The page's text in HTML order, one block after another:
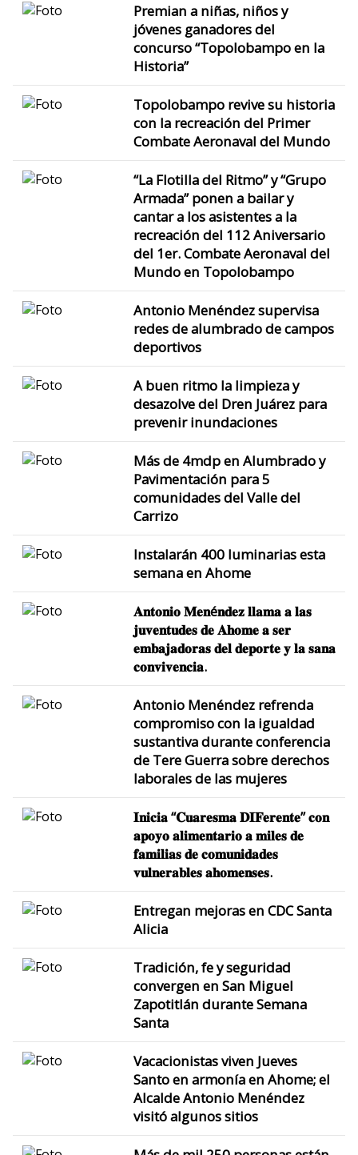
Premian a niñas, niños y
jóvenes ganadores del
concurso “Topolobampo en la
Historia”
Topolobampo revive su historia
con la recreación del Primer
Combate Aeronaval del Mundo
“La Flotilla del Ritmo” y “Grupo
Armada” ponen a bailar y
cantar a los asistentes a la
recreación del 112 Aniversario
del 1er. Combate Aeronaval del
Mundo en Topolobampo
Antonio Menéndez supervisa
redes de alumbrado de campos
deportivos
A buen ritmo la limpieza y
desazolve del Dren Juárez para
prevenir inundaciones
Más de 4mdp en Alumbrado y
Pavimentación para 5
comunidades del Valle del
Carrizo
Instalarán 400 luminarias esta
semana en Ahome
𝐀𝐧𝐭𝐨𝐧𝐢𝐨 𝐌𝐞𝐧é𝐧𝐝𝐞𝐳 𝐥𝐥𝐚𝐦𝐚 𝐚 𝐥𝐚𝐬
𝐣𝐮𝐯𝐞𝐧𝐭𝐮𝐝𝐞𝐬 𝐝𝐞 𝐀𝐡𝐨𝐦𝐞 𝐚 𝐬𝐞𝐫
𝐞𝐦𝐛𝐚𝐣𝐚𝐝𝐨𝐫𝐚𝐬 𝐝𝐞𝐥 𝐝𝐞𝐩𝐨𝐫𝐭𝐞 𝐲 𝐥𝐚 𝐬𝐚𝐧𝐚
𝐜𝐨𝐧𝐯𝐢𝐯𝐞𝐧𝐜𝐢𝐚.
Antonio Menéndez refrenda
compromiso con la igualdad
sustantiva durante conferencia
de Tere Guerra sobre derechos
laborales de las mujeres
𝐈𝐧𝐢𝐜𝐢𝐚 “𝐂𝐮𝐚𝐫𝐞𝐬𝐦𝐚 𝐃𝐈𝐅𝐞𝐫𝐞𝐧𝐭𝐞” 𝐜𝐨𝐧
𝐚𝐩𝐨𝐲𝐨 𝐚𝐥𝐢𝐦𝐞𝐧𝐭𝐚𝐫𝐢𝐨 𝐚 𝐦𝐢𝐥𝐞𝐬 𝐝𝐞
𝐟𝐚𝐦𝐢𝐥𝐢𝐚𝐬 𝐝𝐞 𝐜𝐨𝐦𝐮𝐧𝐢𝐝𝐚𝐝𝐞𝐬
𝐯𝐮𝐥𝐧𝐞𝐫𝐚𝐛𝐥𝐞𝐬 𝐚𝐡𝐨𝐦𝐞𝐧𝐬𝐞𝐬.
Entregan mejoras en CDC Santa
Alicia
Tradición, fe y seguridad
convergen en San Miguel
Zapotitlán durante Semana
Santa
Vacacionistas viven Jueves
Santo en armonía en Ahome; el
Alcalde Antonio Menéndez
visitó algunos sitios